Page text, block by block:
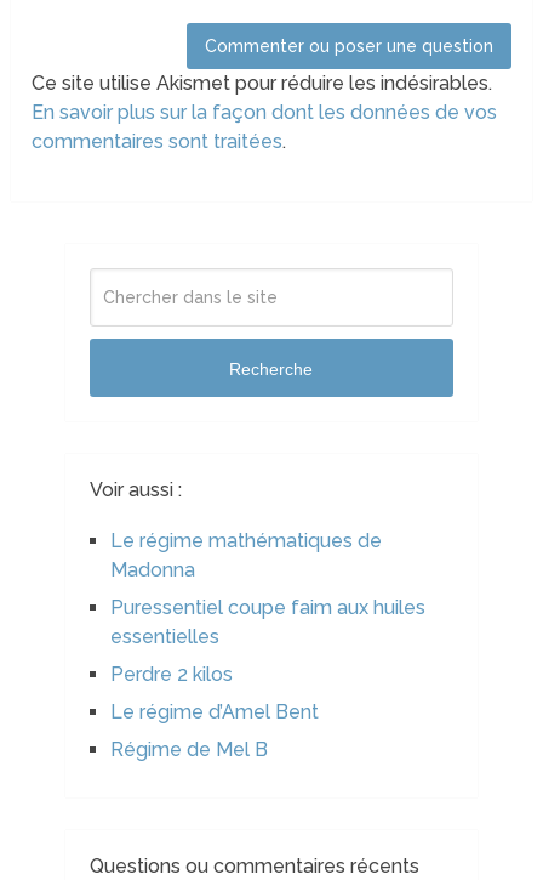
Ce site utilise Akismet pour réduire les indésirables.
En savoir plus sur la façon dont les données de vos
commentaires sont traitées.
Recherche
Voir aussi :
Le régime mathématiques de
Madonna
Puressentiel coupe faim aux huiles
essentielles
Perdre 2 kilos
Le régime d’Amel Bent
Régime de Mel B
Questions ou commentaires récents